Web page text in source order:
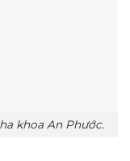
khoa An Phước.